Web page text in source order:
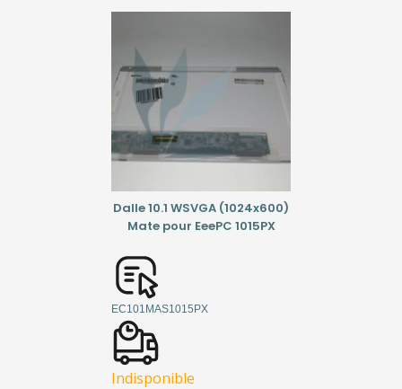
Dalle 10.1 WSVGA (1024x600)
Mate pour EeePC 1015PX
EC101MAS1015PX
Indisponible